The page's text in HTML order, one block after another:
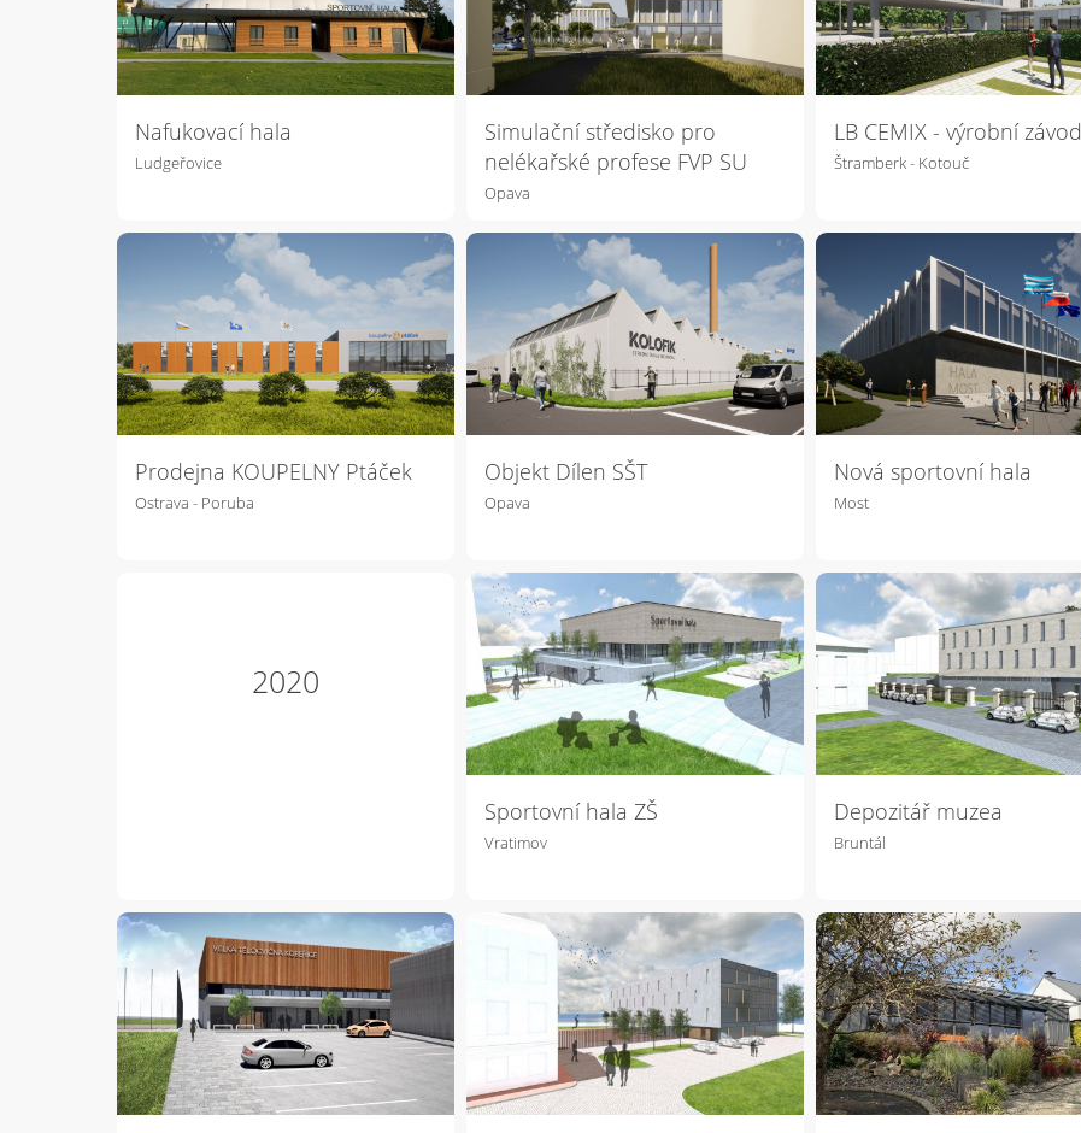
Nafukovací hala
Ludgeřovice
Simulační středisko pro
nelékařské profese FVP SU
Opava
LB CEMIX - výrobní závod
Štramberk - Kotouč
Prodejna KOUPELNY Ptáček
Ostrava - Poruba
Objekt Dílen SŠT
Opava
Nová sportovní hala
Most
2020
Sportovní hala ZŠ
Vratimov
Depozitář muzea
Bruntál